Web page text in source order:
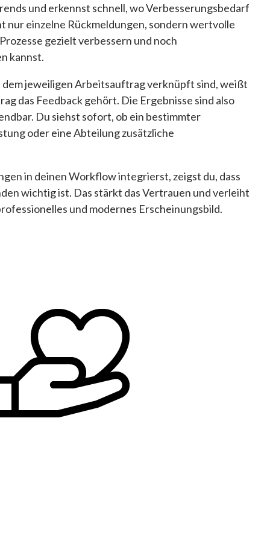
und erkennst schnell, wo Verbesserungsbedarf
nur einzelne Rückmeldungen, sondern wertvolle
gezielt verbessern und noch
kannst.
jeweiligen Arbeitsauftrag verknüpft sind, weißt
das Feedback gehört. Die Ergebnisse sind also
Du siehst sofort, ob ein bestimmter
oder eine Abteilung zusätzliche
in deinen Workflow integrierst, zeigst du, dass
wichtig ist. Das stärkt das Vertrauen und verleiht
und modernes Erscheinungsbild.